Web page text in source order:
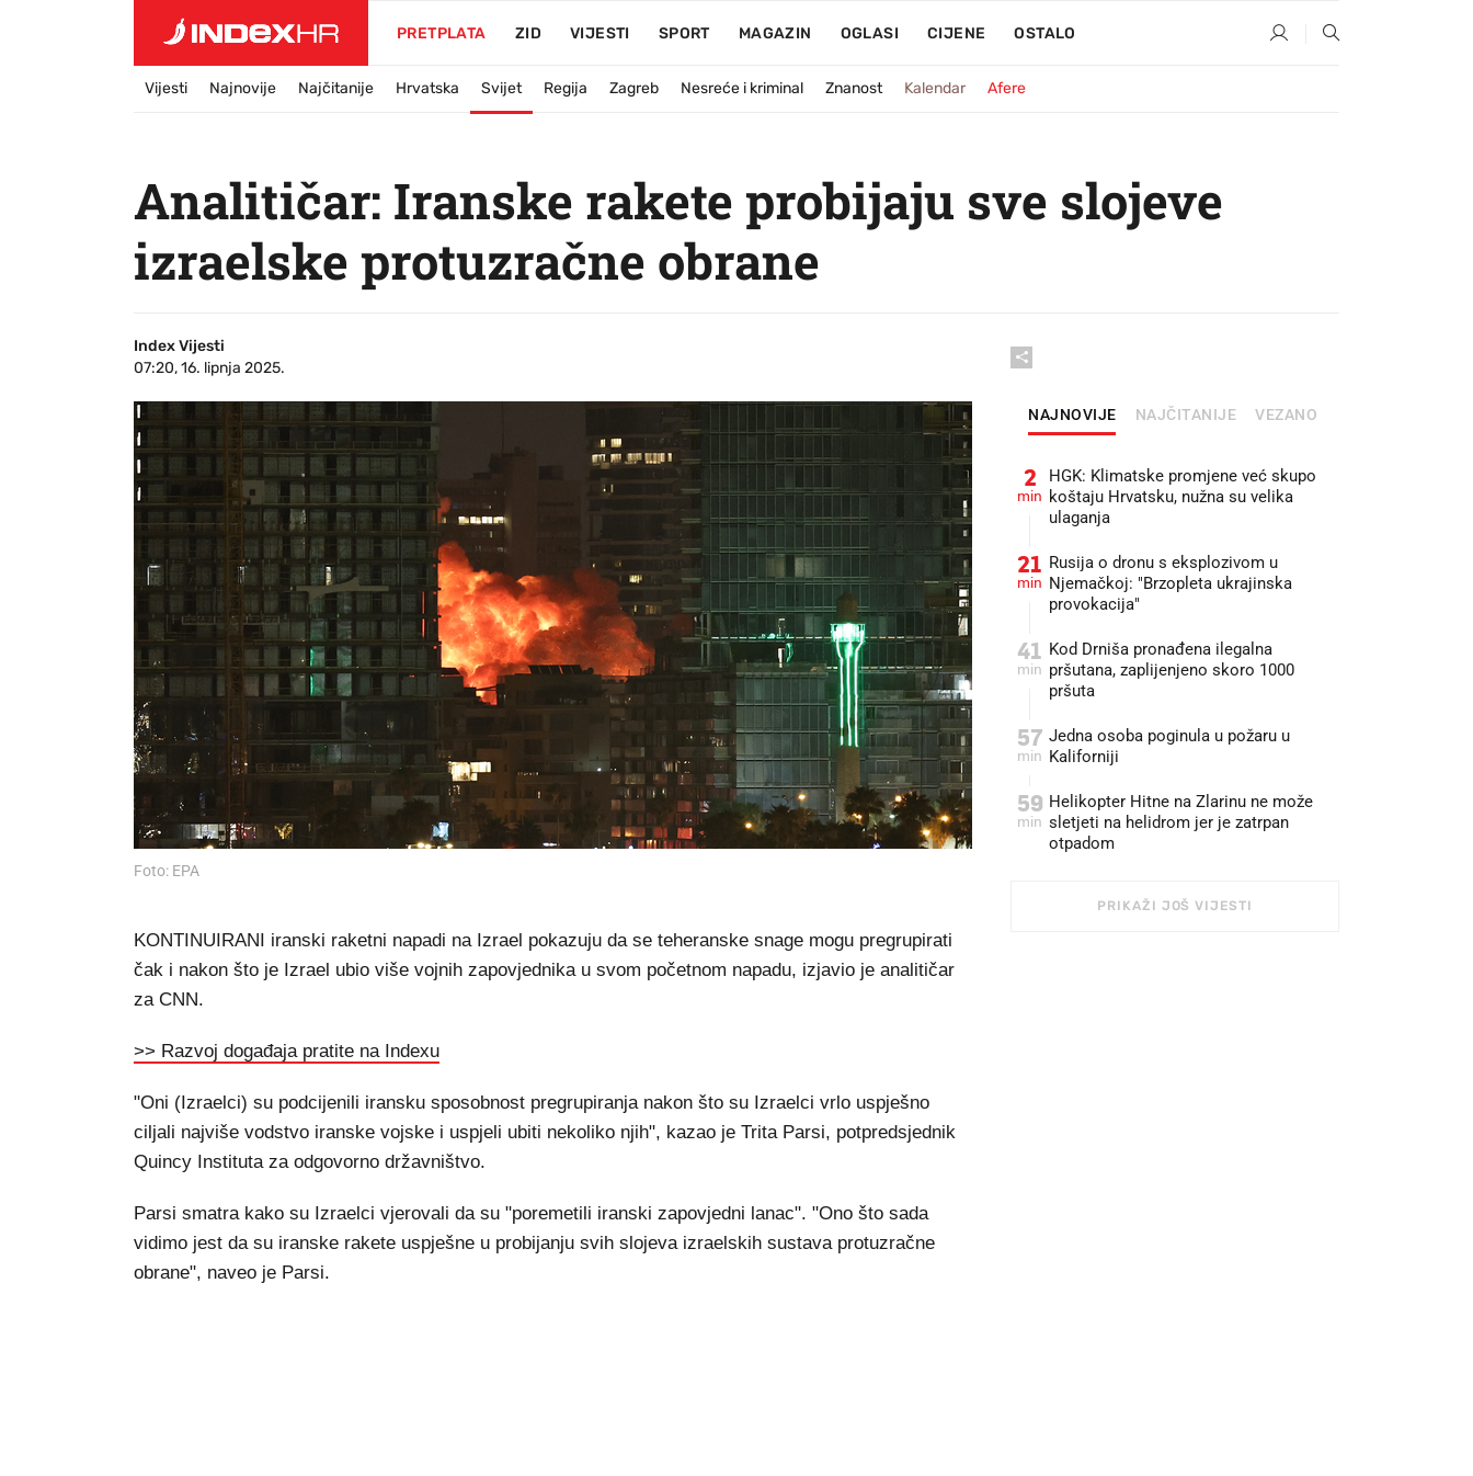
PRETPLATA ZID VIJESTI SPORT MAGAZIN OGLASI CIJENE OSTALO
Vijesti Najnovije Najčitanije Hrvatska Svijet Regija Zagreb Nesreće i kriminal Znanost Kalendar Afere
Analitičar: Iranske rakete probijaju sve slojeve
izraelske protuzračne obrane
Index Vijesti
07:20, 16. lipnja 2025.
Foto: EPA
KONTINUIRANI iranski raketni napadi na Izrael pokazuju da se teheranske snage mogu pregrupirati
čak i nakon što je Izrael ubio više vojnih zapovjednika u svom početnom napadu, izjavio je analitičar
za CNN.
>> Razvoj događaja pratite na Indexu
"Oni (Izraelci) su podcijenili iransku sposobnost pregrupiranja nakon što su Izraelci vrlo uspješno
ciljali najviše vodstvo iranske vojske i uspjeli ubiti nekoliko njih", kazao je Trita Parsi, potpredsjednik
Quincy Instituta za odgovorno državništvo.
Parsi smatra kako su Izraelci vjerovali da su "poremetili iranski zapovjedni lanac". "Ono što sada
vidimo jest da su iranske rakete uspješne u probijanju svih slojeva izraelskih sustava protuzračne
obrane", naveo je Parsi.
NAJNOVIJE NAJČITANIJE VEZANO
2
min
HGK: Klimatske promjene već skupo
koštaju Hrvatsku, nužna su velika
ulaganja
21
min
Rusija o dronu s eksplozivom u
Njemačkoj: "Brzopleta ukrajinska
provokacija"
41
min
Kod Drniša pronađena ilegalna
pršutana, zaplijenjeno skoro 1000
pršuta
57
min
Jedna osoba poginula u požaru u
Kaliforniji
59
min
Helikopter Hitne na Zlarinu ne može
sletjeti na helidrom jer je zatrpan
otpadom
PRIKAŽI JOŠ VIJESTI